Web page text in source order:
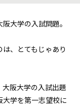
大学の入試問題。
、とてもじゃあり
阪大学の入試出題
学を第一志望校に